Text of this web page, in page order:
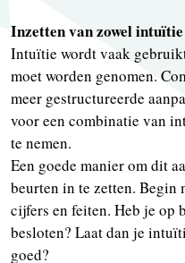
Inzetten van zowel
Intuïtie wordt vaak
moet worden genomen.
meer gestructureerde
voor een combinatie van
te nemen.
Een goede manier om dit
beurten in te zetten. Begin
cijfers en feiten. Heb je op
besloten? Laat dan je
goed?